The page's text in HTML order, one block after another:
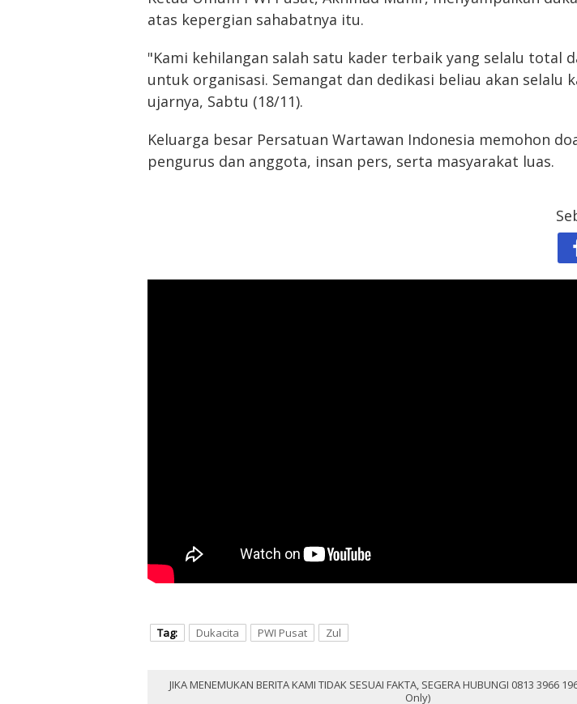
atas kepergian sahabatnya itu.
"Kami kehilangan salah satu kader terbaik yang selalu total
untuk organisasi. Semangat dan dedikasi beliau akan selalu
ujarnya, Sabtu (18/11).
Keluarga besar Persatuan Wartawan Indonesia memohon
pengurus dan anggota, insan pers, serta masyarakat luas.
Tag: Dukacita PWI Pusat Zul
JIKA MENEMUKAN BERITA KAMI TIDAK SESUAI FAKTA, SEGERA HUBUNGI 0813 3966
Only)
Kedua Pihak